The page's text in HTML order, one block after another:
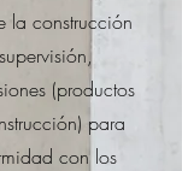
la construcción
(productos
para
con los